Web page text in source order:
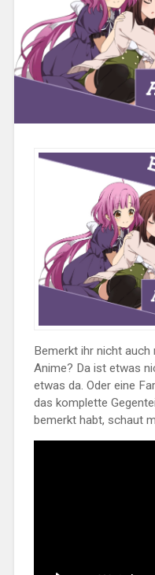
Bemerkt ihr nicht auch
Anime? Da ist etwas
etwas da. Oder eine
das komplette
bemerkt habt, schaut